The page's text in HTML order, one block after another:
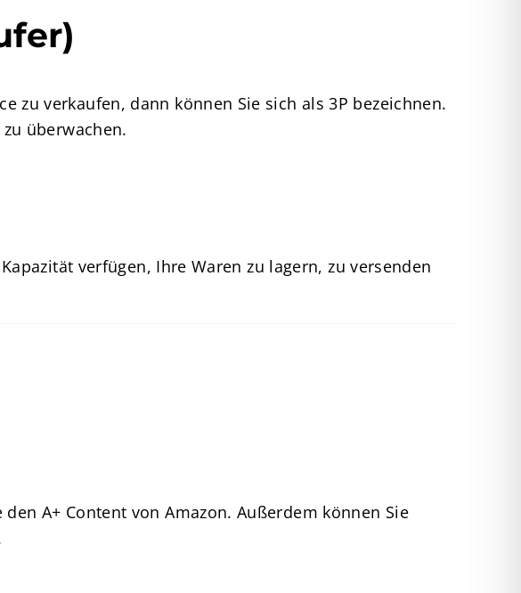
zu verkaufen, dann können Sie sich als 3P bezeichnen.
überwachen.
verfügen, Ihre Waren zu lagern, zu versenden
A+ Content von Amazon. Außerdem können Sie